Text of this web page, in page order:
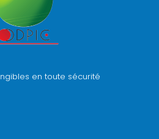
en toute sécurité